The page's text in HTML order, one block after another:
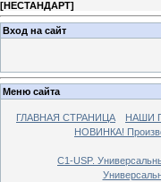
[НЕСТАНДАРТ]
Вход на сайт
Меню сайта
ГЛАВНАЯ СТРАНИЦА НАШИ
НОВИНКА!
С1-USP.